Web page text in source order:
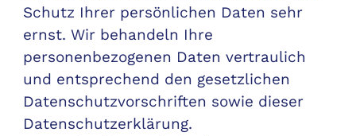
Schutz Ihrer persönlichen Daten sehr
ernst. Wir behandeln Ihre
personenbezogenen Daten vertraulich
und entsprechend den gesetzlichen
Datenschutzvorschriften sowie dieser
Datenschutzerklärung.